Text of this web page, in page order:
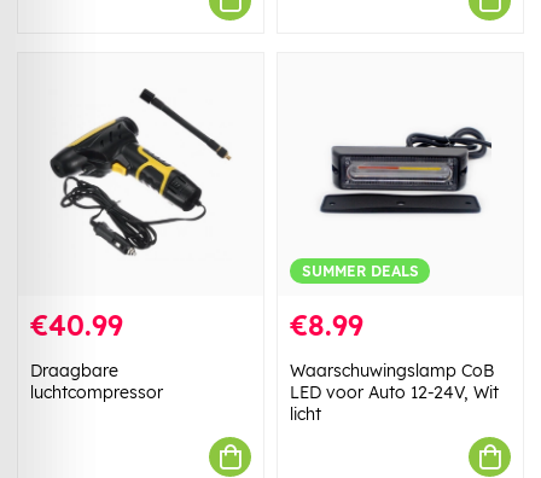
€40.99
Draagbare
luchtcompressor
SUMMER DEALS
€8.99
Waarschuwingslamp CoB
LED voor Auto 12-24V, Wit
licht